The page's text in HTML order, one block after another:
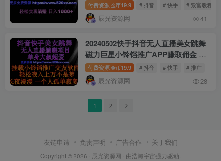
付费资源 金币19.9 # 抖音 # 快手 # 致富教程
辰光资源网 41
20240502快手抖音无人直播美女跳舞
磁力巨星小铃铛推广APP赚取佣金 轻
松月入2W+
付费资源 金币19.9 # 抖音 # 快手 # 推广
辰光资源网 28
1 2
友链申请 免责声明 广告合作 关于我们
Copyright © 2026 · 辰光资源网 · 由浩瀚宇宙强力驱动.